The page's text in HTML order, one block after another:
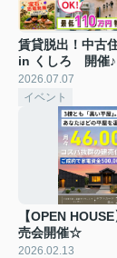
賃貸脱出！中古
in くしろ 開催♪
2026.07.07
イベント
【OPEN
売会開催☆
2026.02.13